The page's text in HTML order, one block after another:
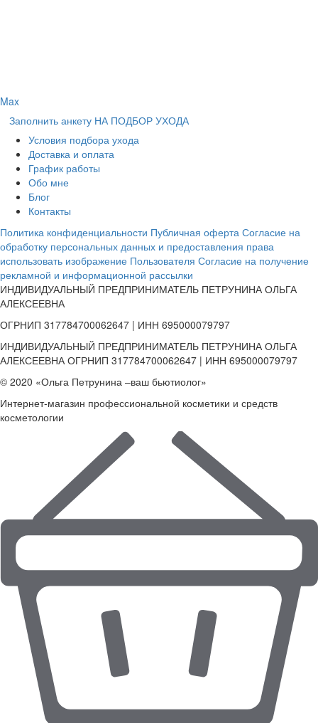
Max
Заполнить анкету НА ПОДБОР УХОДА
Условия подбора ухода
Доставка и оплата
График работы
Обо мне
Блог
Контакты
Политика конфиденциальности Публичная оферта Согласие на
обработку персональных данных и предоставления права
использовать изображение Пользователя Согласие на получение
рекламной и информационной рассылки
ИНДИВИДУАЛЬНЫЙ ПРЕДПРИНИМАТЕЛЬ ПЕТРУНИНА ОЛЬГА
АЛЕКСЕЕВНА
ОГРНИП 317784700062647 | ИНН 695000079797
ИНДИВИДУАЛЬНЫЙ ПРЕДПРИНИМАТЕЛЬ ПЕТРУНИНА ОЛЬГА
АЛЕКСЕЕВНА ОГРНИП 317784700062647 | ИНН 695000079797
© 2020 «Ольга Петрунина –ваш бьютиолог»
Интернет-магазин профессиональной косметики и средств
косметологии